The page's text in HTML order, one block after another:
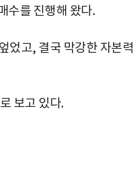
수를 진행해 왔다.
었고, 결국 막강한 자본력
보고 있다.